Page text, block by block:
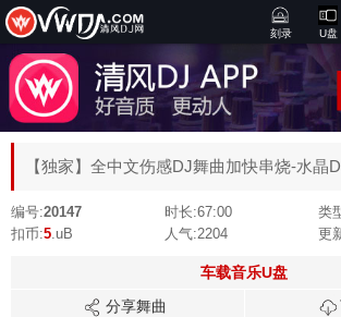
刻录 U盘
【独家】全中文伤感DJ舞曲加快串烧-水晶
编号:20147 时长:67:00 类
扣币:5.uB 人气:2204 更
车载音乐U盘
分享舞曲